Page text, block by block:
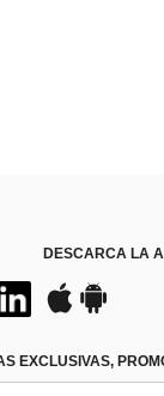
DESCARCA LA
EXCLUSIVAS,